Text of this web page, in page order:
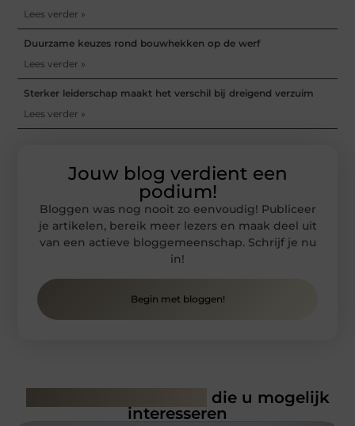
Lees verder »
Duurzame keuzes rond bouwhekken op de werf
Lees verder »
Sterker leiderschap maakt het verschil bij dreigend verzuim
Lees verder »
Jouw blog verdient een
podium!
Bloggen was nog nooit zo eenvoudig! Publiceer
je artikelen, bereik meer lezers en maak deel uit
van een actieve bloggemeenschap. Schrijf je nu
in!
Begin met bloggen!
die u mogelijk
interesseren